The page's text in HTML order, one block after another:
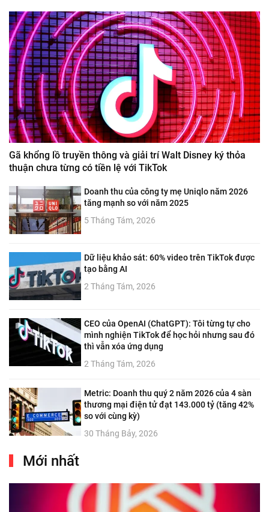
Gã khổng lồ truyền thông và giải trí Walt Disney ký thỏa
thuận chưa từng có tiền lệ với TikTok
Doanh thu của công ty mẹ Uniqlo năm 2026
tăng mạnh so với năm 2025
5 Tháng Tám, 2026
Dữ liệu khảo sát: 60% video trên TikTok được
tạo bằng AI
2 Tháng Tám, 2026
CEO của OpenAI (ChatGPT): Tôi từng tự cho
mình nghiện TikTok để học hỏi nhưng sau đó
thì vẫn xóa ứng dụng
2 Tháng Tám, 2026
Metric: Doanh thu quý 2 năm 2026 của 4 sàn
thương mại điện tử đạt 143.000 tỷ (tăng 42%
so với cùng kỳ)
30 Tháng Bảy, 2026
Mới nhất